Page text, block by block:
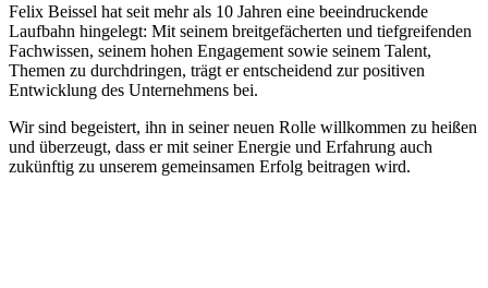
Felix Beissel hat seit mehr als 10 Jahren eine beeindruckende
Laufbahn hingelegt: Mit seinem breitgefächerten und tiefgreifenden
Fachwissen, seinem hohen Engagement sowie seinem Talent,
Themen zu durchdringen, trägt er entscheidend zur positiven
Entwicklung des Unternehmens bei.
Wir sind begeistert, ihn in seiner neuen Rolle willkommen zu heißen
und überzeugt, dass er mit seiner Energie und Erfahrung auch
zukünftig zu unserem gemeinsamen Erfolg beitragen wird.